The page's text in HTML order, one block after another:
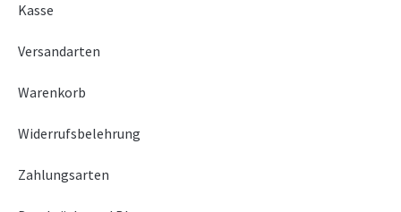
Kasse
Versandarten
Warenkorb
Widerrufsbelehrung
Zahlungsarten